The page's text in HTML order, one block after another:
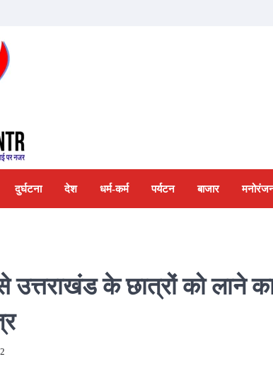
दुर्घटना देश धर्म-कर्म पर्यटन बाजार
के छात्रों को लाने